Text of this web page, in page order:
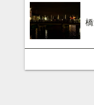
橋